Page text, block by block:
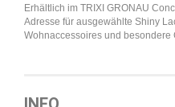
Erhältlich im TRIXI GRONAU
Adresse für ausgewählte Shiny
Wohnaccessoires und besondere